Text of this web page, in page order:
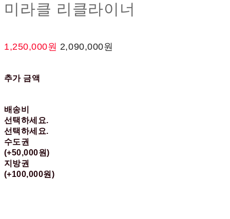
미라클 리클라이너
1,250,000원 2,090,000원
추가 금액
배송비
선택하세요.
선택하세요.
수도권
(+50,000원)
지방권
(+100,000원)